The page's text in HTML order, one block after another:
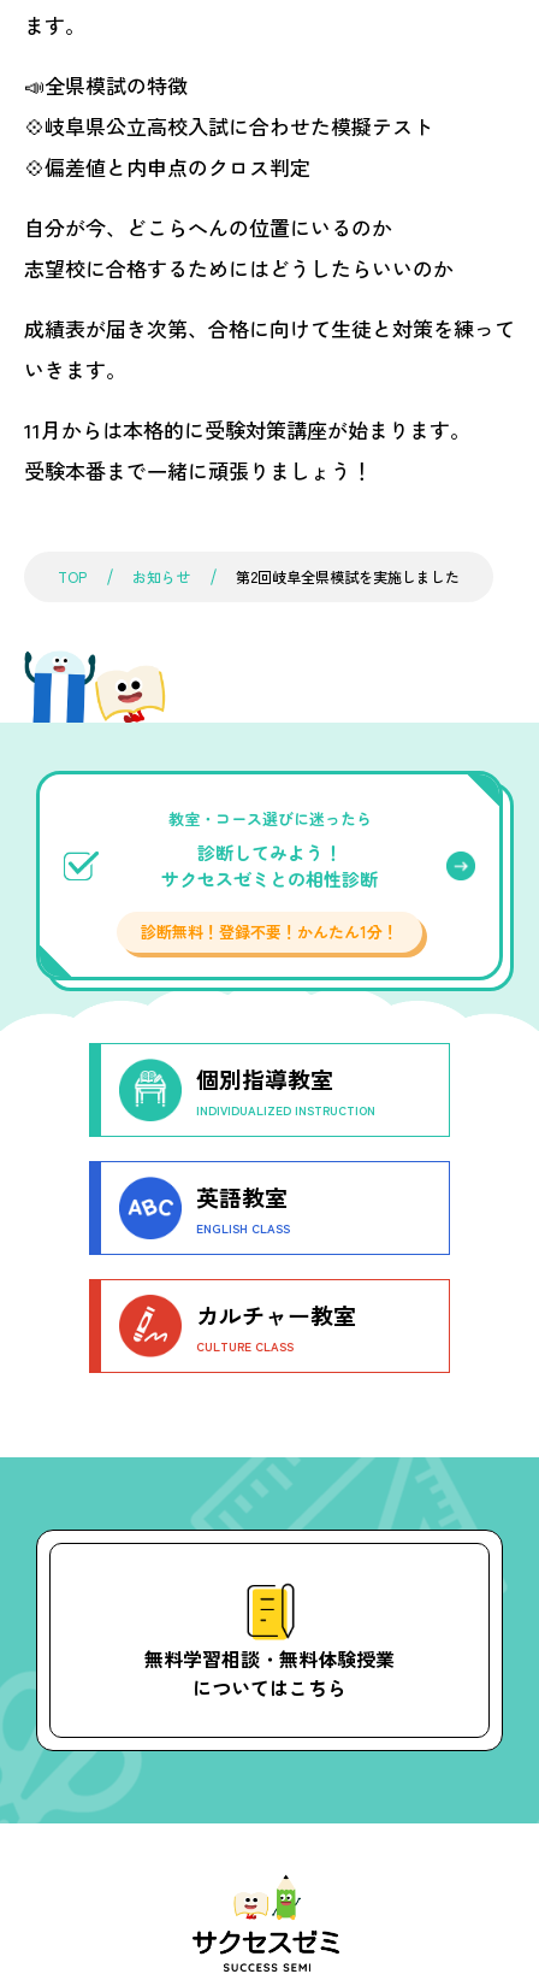
ます。
📣全県模試の特徴
💠岐阜県公立高校入試に合わせた模擬テスト
💠偏差値と内申点のクロス判定
自分が今、どこらへんの位置にいるのか
志望校に合格するためにはどうしたらいいのか
成績表が届き次第、合格に向けて生徒と対策を練って
いきます。
11月からは本格的に受験対策講座が始まります。
受験本番まで一緒に頑張りましょう！
TOP お知らせ 第2回岐阜全県模試を実施しました
教室・コース選びに迷ったら
診断してみよう！
サクセスゼミとの相性診断
診断無料！登録不要！かんたん1分！
個別指導教室
INDIVIDUALIZED INSTRUCTION
英語教室
ENGLISH CLASS
カルチャー教室
CULTURE CLASS
無料学習相談・無料体験授業
についてはこちら